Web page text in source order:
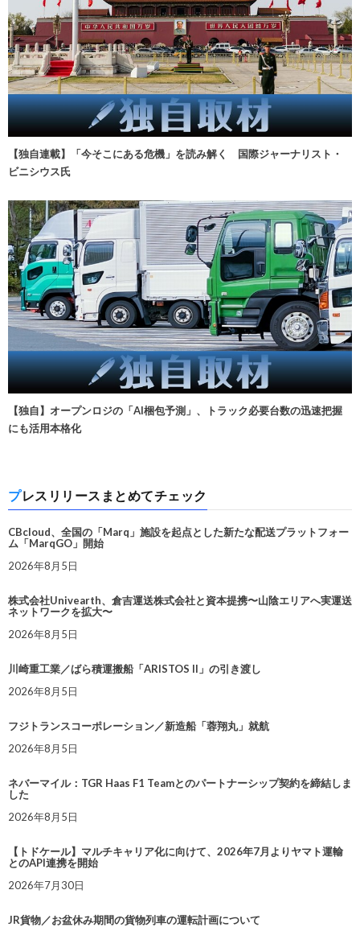
【独自連載】「今そこにある危機」を読み解く 国際ジャーナリスト・
ビニシウス氏
【独自】オープンロジの「AI梱包予測」、トラック必要台数の迅速把握
にも活用本格化
プレスリリースまとめてチェック
CBcloud、全国の「Marq」施設を起点とした新たな配送プラットフォー
ム「MarqGO」開始
2026年8月5日
株式会社Univearth、倉吉運送株式会社と資本提携〜山陰エリアへ実運送
ネットワークを拡大〜
2026年8月5日
川崎重工業／ばら積運搬船「ARISTOS II」の引き渡し
2026年8月5日
フジトランスコーポレーション／新造船「蓉翔丸」就航
2026年8月5日
ネバーマイル：TGR Haas F1 Teamとのパートナーシップ契約を締結しま
した
2026年8月5日
【トドケール】マルチキャリア化に向けて、2026年7月よりヤマト運輸
とのAPI連携を開始
2026年7月30日
JR貨物／お盆休み期間の貨物列車の運転計画について